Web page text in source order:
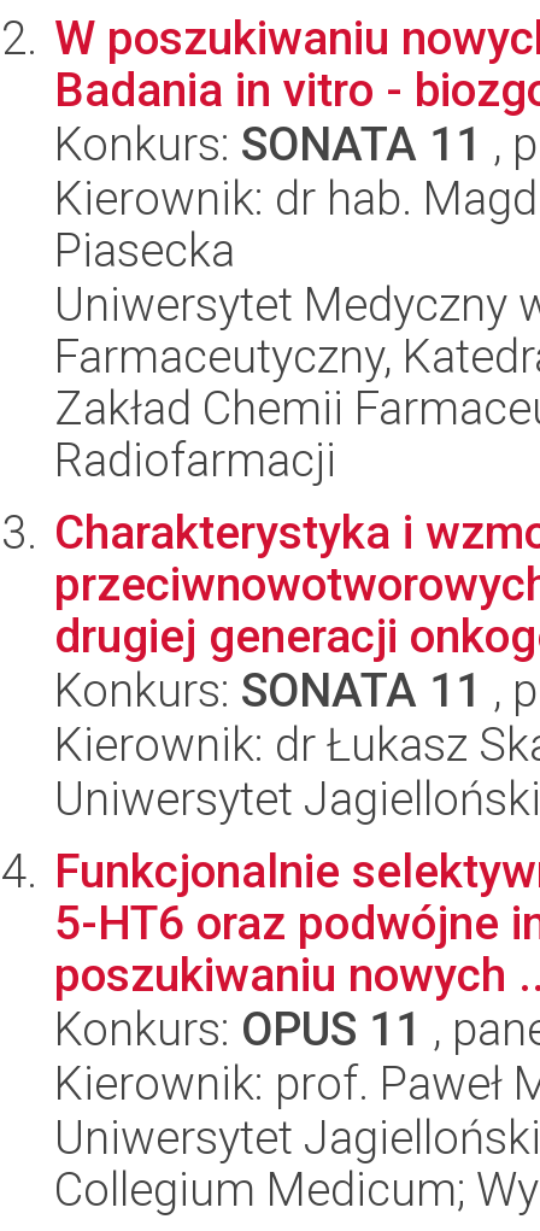
W poszukiwaniu
Badania in vitro -
Konkurs: SONATA 11 ,
Kierownik: dr hab.
Piasecka
Uniwersytet Medyczny
Farmaceutyczny,
Zakład Chemii
Radiofarmacji
Charakterystyka i
drugiej generacji
Konkurs: SONATA 11 ,
Kierownik: dr Łukasz
Uniwersytet
Funkcjonalnie
5-HT6 oraz podwójne
poszukiwaniu nowych
Konkurs: OPUS 11 ,
Kierownik: prof. Paweł
Uniwersytet
Collegium Medicum;